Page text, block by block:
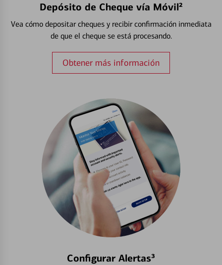
Depósito de Cheque vía Móvil²
Vea cómo depositar cheques y recibir confirmación inmediata
de que el cheque se está procesando.
Obtener más información
Configurar Alertas³